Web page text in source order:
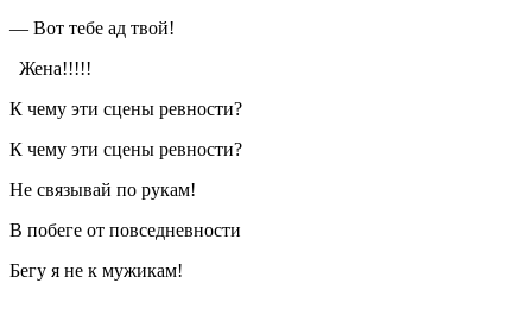
— Вот тебе ад твой!
Жена!!!!!
К чему эти сцены ревности?
К чему эти сцены ревности?
Не связывай по рукам!
В побеге от повседневности
Бегу я не к мужикам!